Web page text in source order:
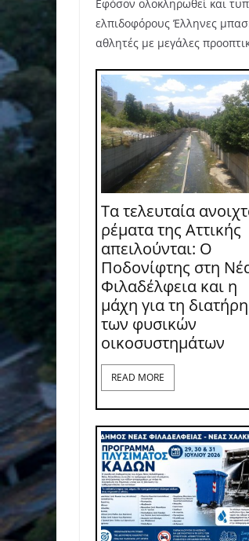
Εφόσον ολοκληρωθεί και
ελπιδοφόρους Έλληνες
αθλητές με μεγάλες
Τα τελευταία
ρέματα της Αττικής
απειλούνται: Ο
Ποδονίφτης στη
Φιλαδέλφεια και η
μάχη για τη
των φυσικών
οικοσυστημάτων
READ MORE